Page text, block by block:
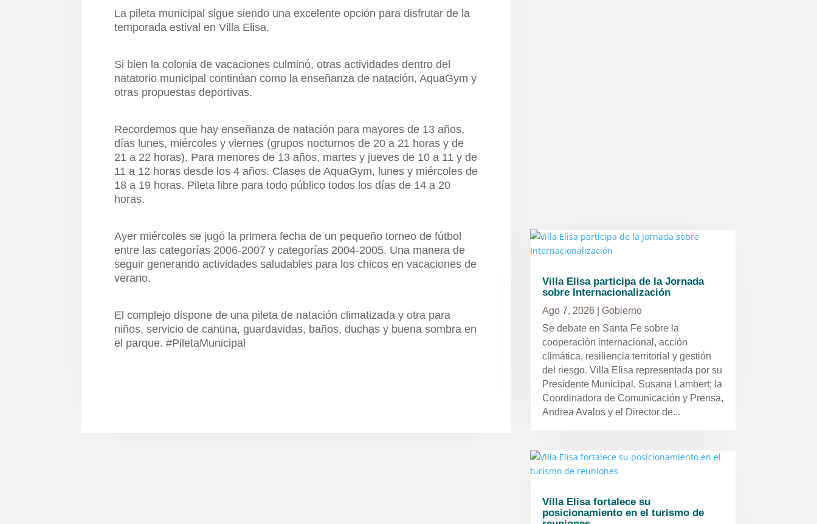
La pileta municipal sigue siendo una excelente opción para disfrutar de la
temporada estival en Villa Elisa.
Si bien la colonia de vacaciones culminó, otras actividades dentro del
natatorio municipal continúan como la enseñanza de natación, AquaGym y
otras propuestas deportivas.
Recordemos que hay enseñanza de natación para mayores de 13 años,
días lunes, miércoles y viernes (grupos nocturnos de 20 a 21 horas y de
21 a 22 horas). Para menores de 13 años, martes y jueves de 10 a 11 y de
11 a 12 horas desde los 4 años. Clases de AquaGym, lunes y miércoles de
18 a 19 horas. Pileta libre para todo público todos los días de 14 a 20
horas.
Ayer miércoles se jugó la primera fecha de un pequeño torneo de fútbol
entre las categorías 2006-2007 y categorías 2004-2005. Una manera de
seguir generando actividades saludables para los chicos en vacaciones de
verano.
El complejo dispone de una pileta de natación climatizada y otra para
niños, servicio de cantina, guardavidas, baños, duchas y buena sombra en
el parque. #PiletaMunicipal
Villa Elisa participa de la Jornada
sobre Internacionalización
Ago 7, 2026| Gobierno
Se debate en Santa Fe sobre la
cooperación internacional, acción
climática, resiliencia territorial y gestión
del riesgo. Villa Elisa representada por su
Presidente Municipal, Susana Lambert; la
Coordinadora de Comunicación y Prensa,
Andrea Avalos y el Director de...
Villa Elisa fortalece su
posicionamiento en el turismo de